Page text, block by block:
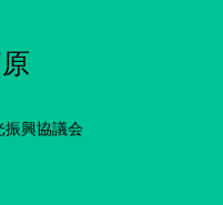
振興協議会